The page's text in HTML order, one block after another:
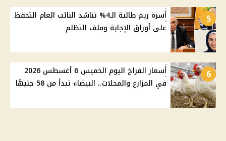
5
أسرة ريم طالبة الـ4% تناشد النائب العام التحفظ
على أوراق الإجابة وملف التظلم
6
أسعار الفراخ اليوم الخميس 6 أغسطس 2026
في المزارع والمحلات.. البيضاء تبدأ من 58 جنيهًا